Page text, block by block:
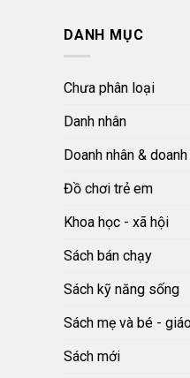
DANH MỤC
Chưa phân loại
Danh nhân
Doanh nhân &
Đồ chơi trẻ em
Khoa học - xã hội
Sách bán chạy
Sách kỹ năng sống
Sách mẹ và bé -
Sách mới